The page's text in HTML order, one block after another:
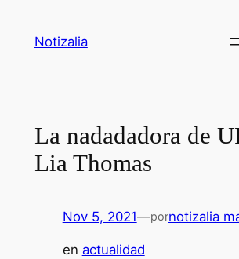
Notizalia
La nadadadora de
Lia Thomas
Nov 5, 2021—pornotizalia
en actualidad